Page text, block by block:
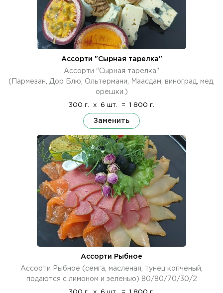
Ассорти "Сырная тарелка"
Ассорти "Сырная тарелка"
(Пармезан, Дор Блю, Ольтермани, Маасдам, виноград, мед,
орешки.)
300 г. x 6 шт. = 1 800 г.
Заменить
Ассорти Рыбное
Ассорти Рыбное (семга, масленая, тунец копченый,
подаются с лимоном и зеленью) 80/80/70/30/2